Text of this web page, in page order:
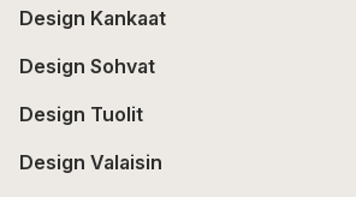
Design Kankaat
Design Sohvat
Design Tuolit
Design Valaisin